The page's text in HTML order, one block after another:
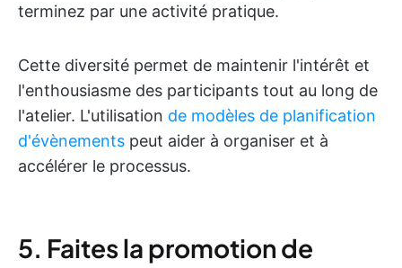
terminez par une activité pratique.
Cette diversité permet de maintenir l'intérêt et
l'enthousiasme des participants tout au long de
l'atelier. L'utilisation de modèles de planification
d'évènements peut aider à organiser et à
accélérer le processus.
5. Faites la promotion de